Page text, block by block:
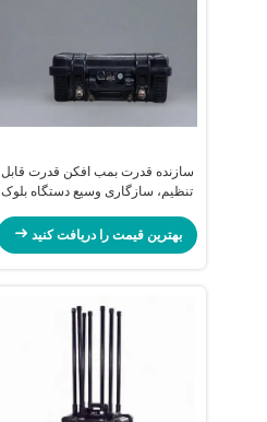
سازنده قدرت بمب افکن قدرت قابل
تنظیم، سازگاری وسیع دستگاه بلوک
بهترین قیمت را دریافت کنید